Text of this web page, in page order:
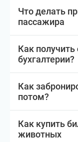
Что делать
пассажира
Как
бухгалтерии?
Как
потом?
Как купить
животных